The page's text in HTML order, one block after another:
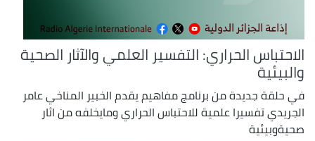
الاحتباس الحراري: التفسير العلمي والآثار الصحية
والبيئية
في حلقة جديدة من برنامج مفاهيم يقدم الخبير المناخي عامر
الجريدي تفسيرا علمية للاحتباس الحراري ومايخلفه من اثار
صحيةوبيئية